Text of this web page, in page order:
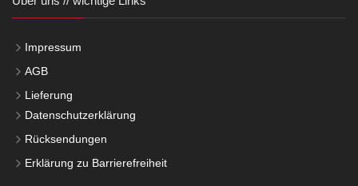
Impressum
AGB
Lieferung
Datenschutzerklärung
Rücksendungen
Erklärung zu Barrierefreiheit